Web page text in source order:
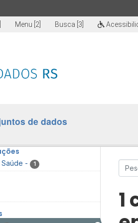
Menu [2] Busca [3]
de dados
- 1
1